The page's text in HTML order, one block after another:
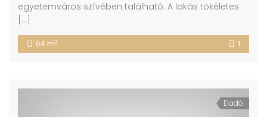
egyetemváros szívében található. A lakás tökéletes
[…]
64 m2 1
Eladó